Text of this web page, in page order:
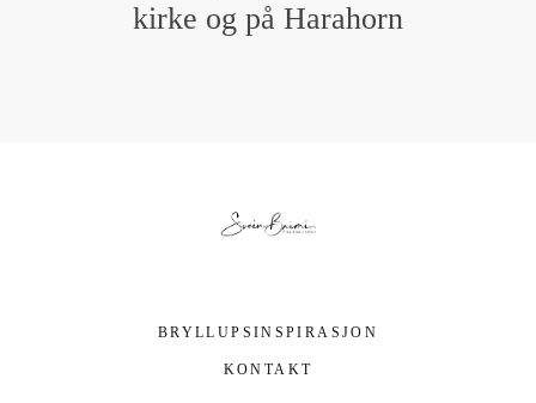
kirke og på Harahorn
BRYLLUPSINSPIRASJON
KONTAKT